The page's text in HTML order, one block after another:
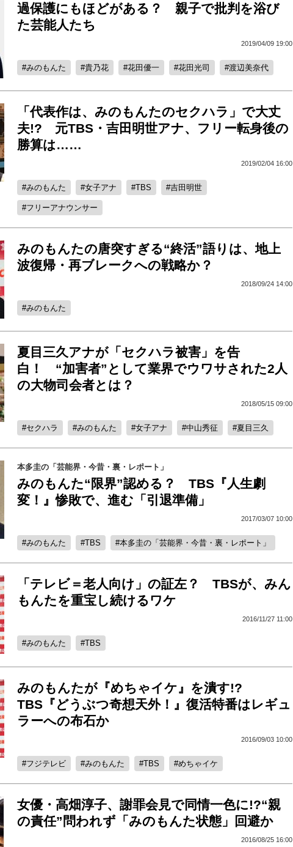
過保護にもほどがある？ 親子で批判を浴び
た芸能人たち
2019/04/09 19:00
みのもんた 貴乃花 花田優一 花田光司 渡辺美奈代
「代表作は、みのもんたのセクハラ」で大丈
夫!? 元TBS・吉田明世アナ、フリー転身後の
勝算は……
2019/02/04 16:00
みのもんた 女子アナ TBS 吉田明世
フリーアナウンサー
みのもんたの唐突すぎる“終活”語りは、地上
波復帰・再ブレークへの戦略か？
2018/09/24 14:00
みのもんた
夏目三久アナが「セクハラ被害」を告
白！ “加害者”として業界でウワサされた2人
の大物司会者とは？
2018/05/15 09:00
セクハラ みのもんた 女子アナ 中山秀征 夏目三久
本多圭の「芸能界・今昔・裏・レポート」
みのもんた“限界”認める？ TBS『人生劇
変！』惨敗で、進む「引退準備」
2017/03/07 10:00
みのもんた TBS 本多圭の「芸能界・今昔・裏・レポート」
「テレビ＝老人向け」の証左？ TBSが、みん
もんたを重宝し続けるワケ
2016/11/27 11:00
みのもんた TBS
みのもんたが『めちゃイケ』を潰す!?
TBS『どうぶつ奇想天外！』復活特番はレギュ
ラーへの布石か
2016/09/03 10:00
フジテレビ みのもんた TBS めちゃイケ
女優・高畑淳子、謝罪会見で同情一色に!?“親
の責任”問われず「みのもんた状態」回避か
2016/08/25 16:00